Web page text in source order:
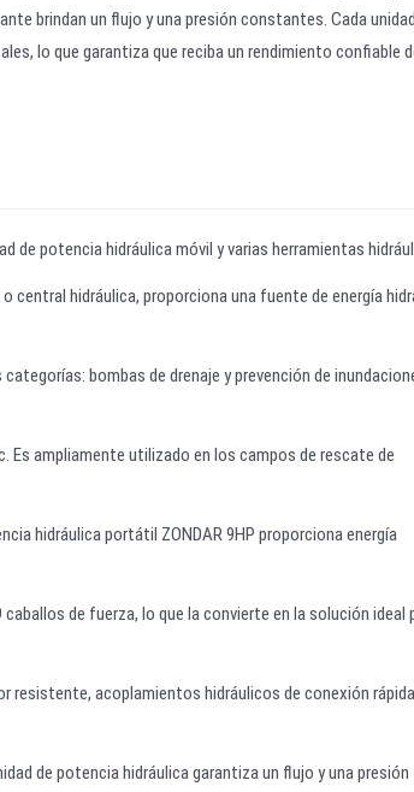
brindan un flujo y una presión constantes. Cada
lo que garantiza que reciba un rendimiento confiable
de potencia hidráulica móvil y varias herramientas
central hidráulica, proporciona una fuente de energía
bombas de drenaje y prevención de
Es ampliamente utilizado en los campos de rescate de
hidráulica portátil ZONDAR 9HP proporciona energía
de fuerza, lo que la convierte en la solución ideal
resistente, acoplamientos hidráulicos de conexión
de potencia hidráulica garantiza un flujo y una presión